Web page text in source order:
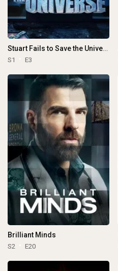
Stuart Fails to Save the Universe
S1 E3
Brilliant Minds
S2 E20